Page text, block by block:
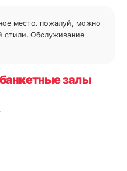
место. пожалуй, можно
стили. Обслуживание
залы